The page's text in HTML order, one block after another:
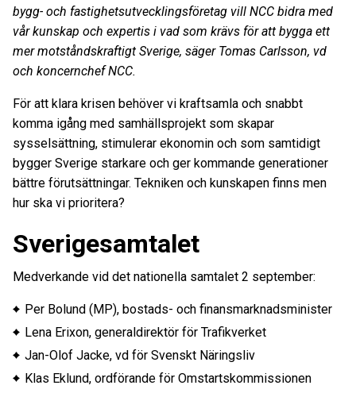
bygg- och fastighetsutvecklingsföretag vill NCC bidra med
vår kunskap och expertis i vad som krävs för att bygga ett
mer motståndskraftigt Sverige, säger Tomas Carlsson, vd
och koncernchef NCC.
För att klara krisen behöver vi kraftsamla och snabbt
komma igång med samhällsprojekt som skapar
sysselsättning, stimulerar ekonomin och som samtidigt
bygger Sverige starkare och ger kommande generationer
bättre förutsättningar. Tekniken och kunskapen finns men
hur ska vi prioritera?
Sverigesamtalet
Medverkande vid det nationella samtalet 2 september:
Per Bolund (MP), bostads- och finansmarknadsminister
Lena Erixon, generaldirektör för Trafikverket
Jan-Olof Jacke, vd för Svenskt Näringsliv
Klas Eklund, ordförande för Omstartskommissionen